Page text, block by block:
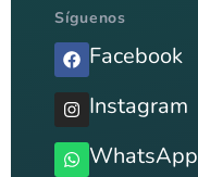
Síguenos
Facebook
Instagram
WhatsApp